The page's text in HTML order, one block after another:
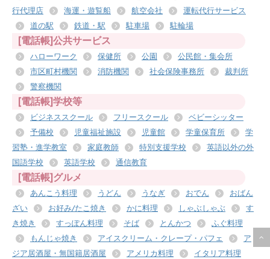
行代理店
海運・遊覧船 航空会社
運転代行サービス
道の駅
鉄道・駅 駐車場 駐輪場
[電話帳]公共サービス
ハローワーク 保健所 公園
公民館・集会所
市区町村機関
消防機関 社会保険事務所
裁判所
警察機関
[電話帳]学校等
ビジネススクール フリースクール
ベビーシッター
予備校
児童福祉施設 児童館 学童保育所
学
習塾・進学教室
家庭教師 特別支援学校
英語以外の外
国語学校
英語学校 通信教育
[電話帳]グルメ
あんこう料理 うどん うなぎ おでん
おばん
ざい
お好み/たこ焼き かに料理 しゃぶしゃぶ
す
き焼き
すっぽん料理 そば とんかつ
ふぐ料理
もんじゃ焼き
アイスクリーム・クレープ・パフェ
ア
ジア居酒屋・無国籍居酒屋
アメリカ料理 イタリア料理